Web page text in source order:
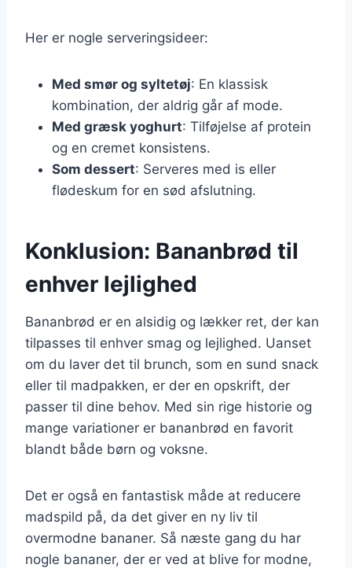
Her er nogle serveringsideer:
Med smør og syltetøj: En klassisk
kombination, der aldrig går af mode.
Med græsk yoghurt: Tilføjelse af protein
og en cremet konsistens.
Som dessert: Serveres med is eller
flødeskum for en sød afslutning.
Konklusion: Bananbrød til
enhver lejlighed
Bananbrød er en alsidig og lækker ret, der kan
tilpasses til enhver smag og lejlighed. Uanset
om du laver det til brunch, som en sund snack
eller til madpakken, er der en opskrift, der
passer til dine behov. Med sin rige historie og
mange variationer er bananbrød en favorit
blandt både børn og voksne.
Det er også en fantastisk måde at reducere
madspild på, da det giver en ny liv til
overmodne bananer. Så næste gang du har
nogle bananer, der er ved at blive for modne,